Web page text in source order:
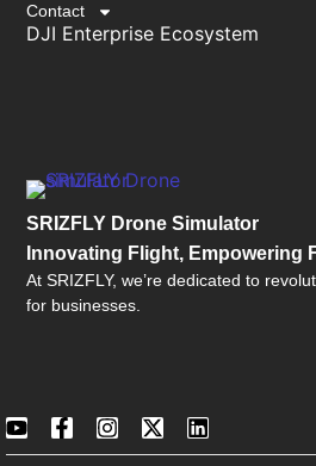
SRIZFLY Drone Simulator
Innovating Flight, Empowering
At SRIZFLY, we’re dedicated to
for businesses.
Contact
DJI Enterprise Ecosystem